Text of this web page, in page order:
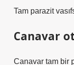
Tam parazit
Canavar
Canavar tam bir